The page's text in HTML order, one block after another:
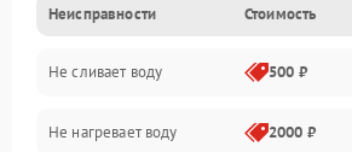
Управление
Электропитание
Датчики
Неисправности Стоимость
Не сливает воду 500 ₽
Не нагревает воду 2000 ₽